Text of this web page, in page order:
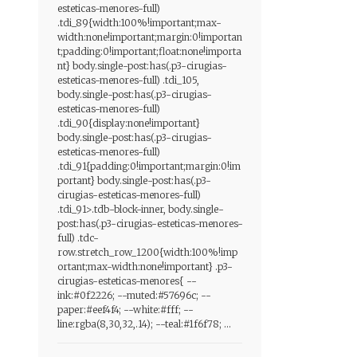
esteticas-menores-full)
.tdi_89{width:100%!important;max-
width:none!important;margin:0!importan
t;padding:0!important;float:none!importa
nt} body.single-post:has(.p3-cirugias-
esteticas-menores-full) .tdi_105,
body.single-post:has(.p3-cirugias-
esteticas-menores-full)
.tdi_90{display:none!important}
body.single-post:has(.p3-cirugias-
esteticas-menores-full)
.tdi_91{padding:0!important;margin:0!im
portant} body.single-post:has(.p3-
cirugias-esteticas-menores-full)
.tdi_91>.tdb-block-inner, body.single-
post:has(.p3-cirugias-esteticas-menores-
full) .tdc-
row.stretch_row_1200{width:100%!imp
ortant;max-width:none!important} .p3-
cirugias-esteticas-menores{ --
ink:#0f2226; --muted:#57696c; --
paper:#eef4f4; --white:#fff; --
line:rgba(8,30,32,.14); --teal:#1f6f78; ...